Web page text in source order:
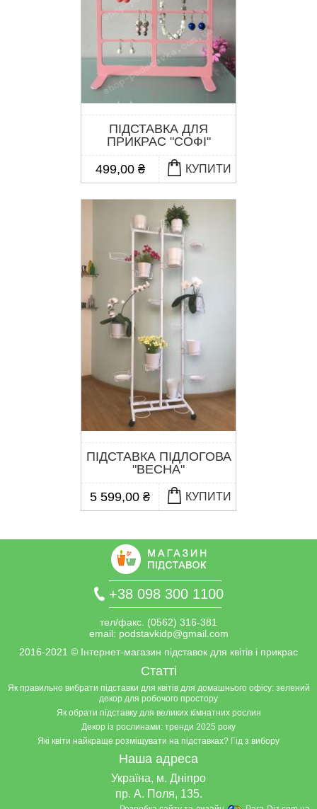
ПІДСТАВКА ДЛЯ
ПРИКРАС "СОФІ"
499,00 ₴
КУПИТИ
ПІДСТАВКА ПІДЛОГОВА
"ВЕСНА"
5 599,00 ₴
КУПИТИ
+38 098 300 1100
тел/факс. (0562) 316-381
email: podstavkidp@gmail.com
2016-2021 © Інтернет-магазин підставок для квітів і прикрас
Статті
Як правильно вибрати підставки для квітів для домашнього офісу: зелений
декор для робочого простору
Як обрати підставку для великих кімнатних рослин
Декор із рослинами: тренди 2025 року
Які квіти найкраще розміщувати на підставках? Гід з вибору
Наша адреса
Україна, м. Дніпро
пр. А. Поля, 135.